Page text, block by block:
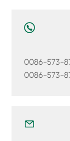
0086-573-
0086-573-